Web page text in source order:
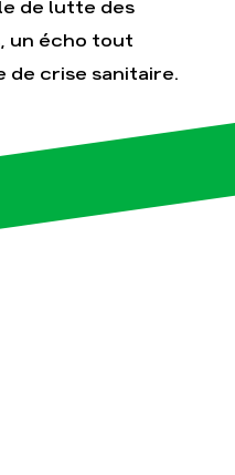
Nos
Climat – Énergie
Finance
de lutte des
un écho tout
crise sanitaire.